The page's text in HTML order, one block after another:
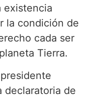
existencia
la condición de
cada ser
Tierra.
declaratoria de